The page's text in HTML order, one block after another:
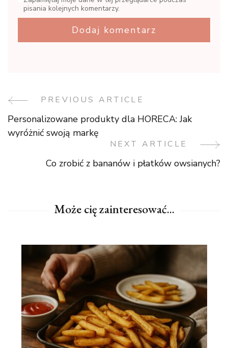
pisania kolejnych komentarzy.
Post
Navigation
PREVIOUS ARTICLE
Personalizowane produkty dla HORECA: Jak
wyróżnić swoją markę
NEXT ARTICLE
Co zrobić z bananów i płatków owsianych?
Może cię zainteresować...